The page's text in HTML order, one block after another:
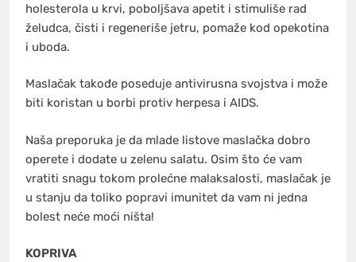
holesterola u krvi, poboljšava apetit i stimuliše rad
želudca, čisti i regeneriše jetru, pomaže kod opekotina
i uboda.
Maslačak takođe poseduje antivirusna svojstva i može
biti koristan u borbi protiv herpesa i AIDS.
Naša preporuka je da mlade listove maslačka dobro
operete i dodate u zelenu salatu. Osim što će vam
vratiti snagu tokom prolećne malaksalosti, maslačak je
u stanju da toliko popravi imunitet da vam ni jedna
bolest neće moći ništa!
KOPRIVA